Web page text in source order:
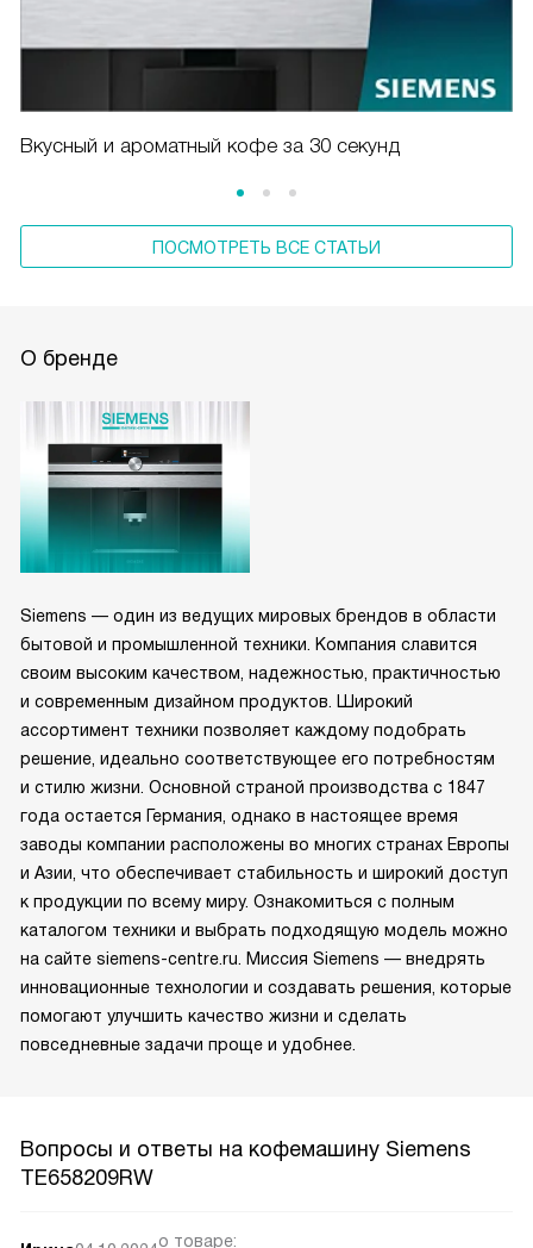
Вкусный и ароматный кофе за 30 секунд
ПОСМОТРЕТЬ ВСЕ СТАТЬИ
О бренде
Siemens — один из ведущих мировых брендов в области
бытовой и промышленной техники. Компания славится
своим высоким качеством, надежностью, практичностью
и современным дизайном продуктов. Широкий
ассортимент техники позволяет каждому подобрать
решение, идеально соответствующее его потребностям
и стилю жизни. Основной страной производства с 1847
года остается Германия, однако в настоящее время
заводы компании расположены во многих странах Европы
и Азии, что обеспечивает стабильность и широкий доступ
к продукции по всему миру. Ознакомиться с полным
каталогом техники и выбрать подходящую модель можно
на сайте siemens-centre.ru. Миссия Siemens — внедрять
инновационные технологии и создавать решения, которые
помогают улучшить качество жизни и сделать
повседневные задачи проще и удобнее.
Вопросы и ответы на кофемашину Siemens
TE658209RW
о товаре: